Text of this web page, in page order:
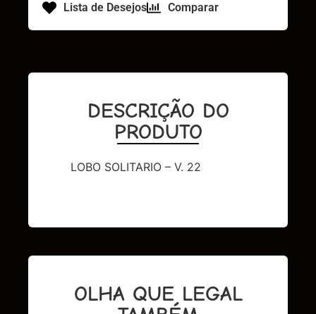
Lista de Desejos Comparar
DESCRIÇÃO DO
PRODUTO
LOBO SOLITARIO – V. 22
OLHA QUE LEGAL